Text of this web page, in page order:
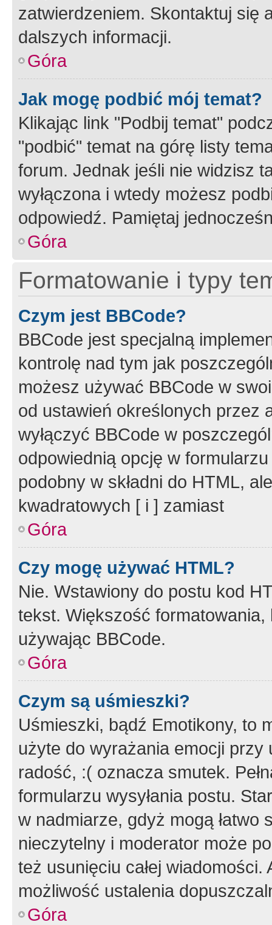
zatwierdzeniem. Skontaktuj się
dalszych informacji.
Góra
Jak mogę podbić mój temat?
Klikając link "Podbij temat"
"podbić" temat na górę listy
forum. Jednak jeśli nie widzisz
wyłączona i wtedy możesz
odpowiedź. Pamiętaj
Góra
Formatowanie i typy
Czym jest BBCode?
BBCode jest specjalną
kontrolę nad tym jak
możesz używać BBCode w
od ustawień określonych przez
wyłączyć BBCode w
odpowiednią opcję w
podobny w składni do HTML,
kwadratowych [ i ] zamiast
Góra
Czy mogę używać HTML?
Nie. Wstawiony do postu kod
tekst. Większość
używając BBCode.
Góra
Czym są uśmieszki?
Uśmieszki, bądź Emotikony, to
użyte do wyrażania emocji
radość, :( oznacza smutek.
formularzu wysyłania postu.
w nadmiarze, gdyż mogą
nieczytelny i moderator może
też usunięciu całej
możliwość ustalenia
Góra